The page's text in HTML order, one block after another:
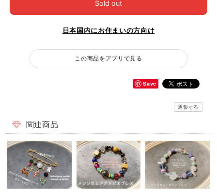
Sold out
日本国内にお住まいの方向け
この商品をアプリで見る
Save
通報する
関連商品